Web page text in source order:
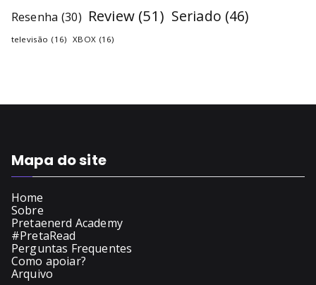
Resenha (30) Review (51) Seriado (46)
televisão (16) XBOX (16)
Mapa do site
Home
Sobre
Pretaenerd Academy
#PretaRead
Perguntas Frequentes
Como apoiar?
Arquivo